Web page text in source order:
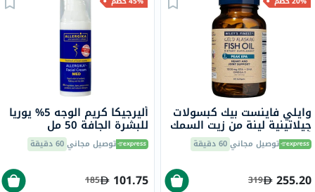
وايلي فاينست بيك كبسولات
جيلاتينية لينة من زيت السمك
أوميغا 3 بتركيز 1000 ملجم
من حمض إيكوسابنتينويك
توصيل مجاني60 دقيقة
255.20
319
أليرجيكا كريم الوجه 5% يوريا
للبشرة الجافة 50 مل
توصيل مجاني60 دقيقة
101.75
185